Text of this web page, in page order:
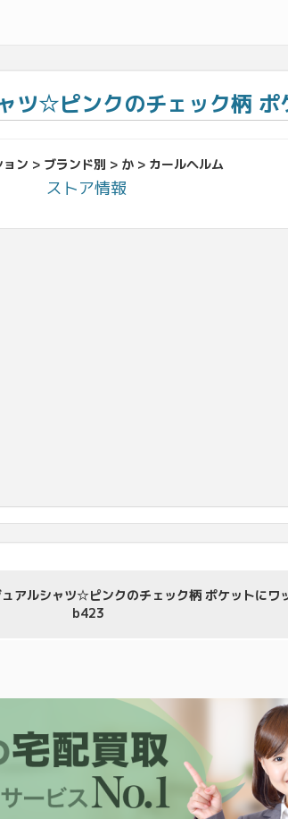
ツ☆ピンクのチェック柄
ョン > ブランド別 > か > カールヘルム
ストア情報
アルシャツ☆ピンクのチェック柄 ポケットにワ
b423